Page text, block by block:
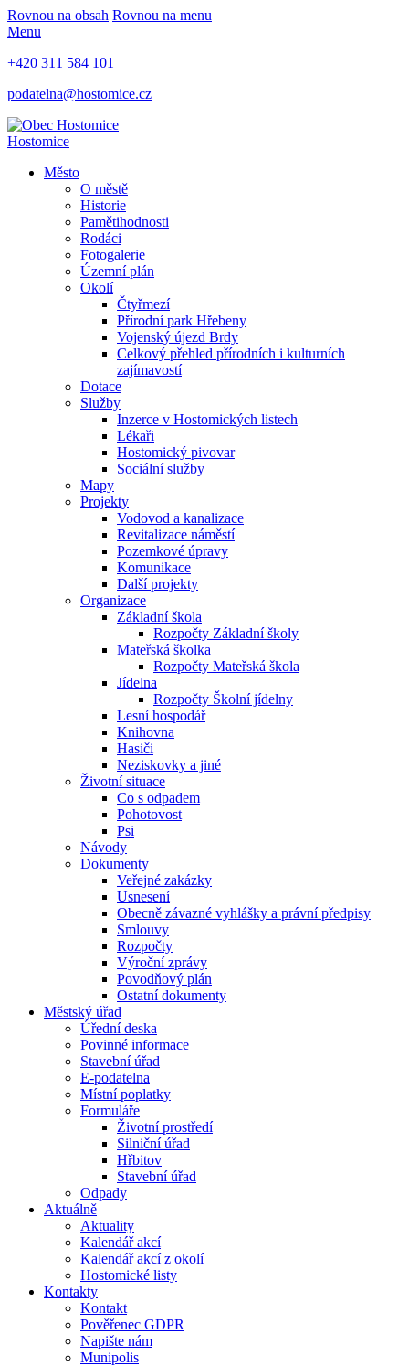
Rovnou na obsah Rovnou na menu
Menu
+420 311 584 101
podatelna@hostomice.cz
Hostomice
Město
O městě
Historie
Pamětihodnosti
Rodáci
Fotogalerie
Územní plán
Okolí
Čtyřmezí
Přírodní park Hřebeny
Vojenský újezd Brdy
Celkový přehled přírodních i kulturních
zajímavostí
Dotace
Služby
Inzerce v Hostomických listech
Lékaři
Hostomický pivovar
Sociální služby
Mapy
Projekty
Vodovod a kanalizace
Revitalizace náměstí
Pozemkové úpravy
Komunikace
Další projekty
Organizace
Základní škola
Rozpočty Základní školy
Mateřská školka
Rozpočty Mateřská škola
Jídelna
Rozpočty Školní jídelny
Lesní hospodář
Knihovna
Hasiči
Neziskovky a jiné
Životní situace
Co s odpadem
Pohotovost
Psi
Návody
Dokumenty
Veřejné zakázky
Usnesení
Obecně závazné vyhlášky a právní předpisy
Smlouvy
Rozpočty
Výroční zprávy
Povodňový plán
Ostatní dokumenty
Městský úřad
Úřední deska
Povinné informace
Stavební úřad
E-podatelna
Místní poplatky
Formuláře
Životní prostředí
Silniční úřad
Hřbitov
Stavební úřad
Odpady
Aktuálně
Aktuality
Kalendář akcí
Kalendář akcí z okolí
Hostomické listy
Kontakty
Kontakt
Pověřenec GDPR
Napište nám
Munipolis